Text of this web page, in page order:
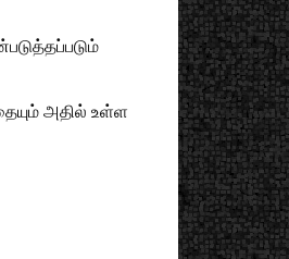
அதில் உள்ள